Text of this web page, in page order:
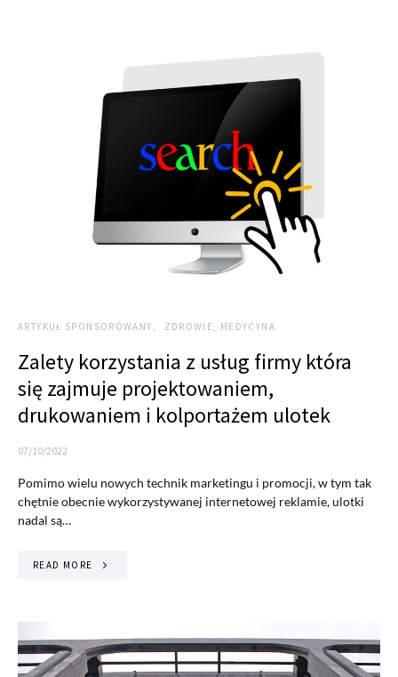
ARTYKUŁ SPONSOROWANY ZDROWIE, MEDYCYNA
Zalety korzystania z usług firmy która
się zajmuje projektowaniem,
drukowaniem i kolportażem ulotek
07/10/2022
Pomimo wielu nowych technik marketingu i promocji, w tym tak
chętnie obecnie wykorzystywanej internetowej reklamie, ulotki
nadal są…
READ MORE